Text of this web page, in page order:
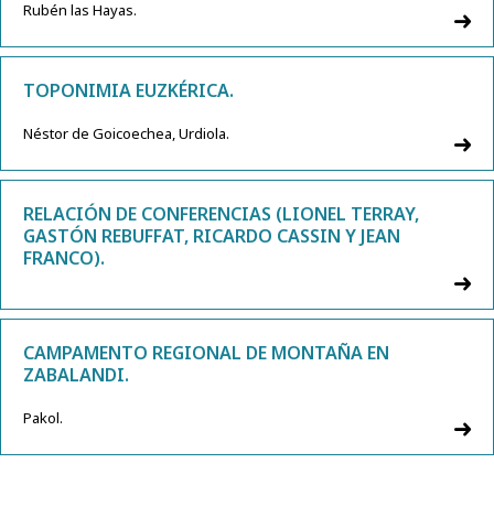
Rubén las Hayas.
TOPONIMIA EUZKÉRICA.
Néstor de Goicoechea, Urdiola.
RELACIÓN DE CONFERENCIAS (LIONEL TERRAY,
GASTÓN REBUFFAT, RICARDO CASSIN Y JEAN
FRANCO).
CAMPAMENTO REGIONAL DE MONTAÑA EN
ZABALANDI.
Pakol.